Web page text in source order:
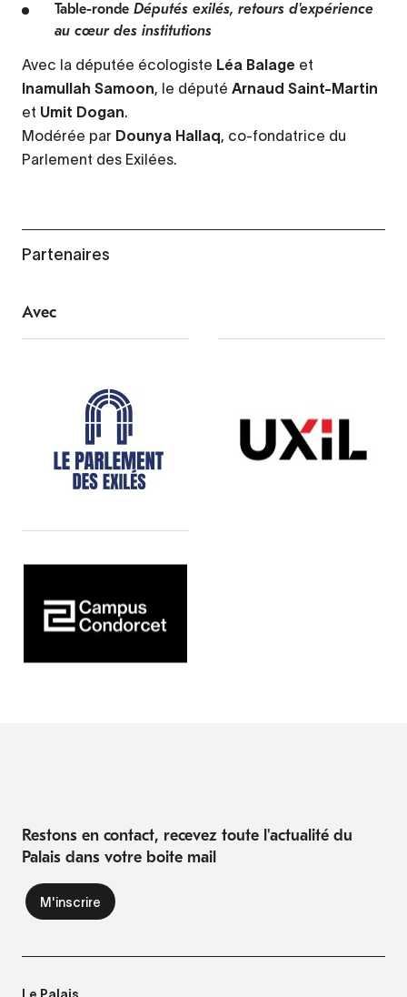
Table-ronde Députés exilés, retours d'expérience
au cœur des institutions
Avec la députée écologiste Léa Balage et
Inamullah Samoon, le député Arnaud Saint-Martin
et Umit Dogan.
Modérée par Dounya Hallaq, co-fondatrice du
Parlement des Exilées.
Partenaires
Avec
Restons en contact, recevez toute l'actualité du
Palais dans votre boite mail